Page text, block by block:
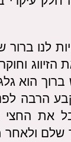
לנו ברור
הוא
הרבה
את החצי
שלם ולאחר